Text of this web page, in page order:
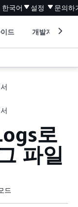
한국어 설정 문의하
드 개발자 도구
로
파일
드